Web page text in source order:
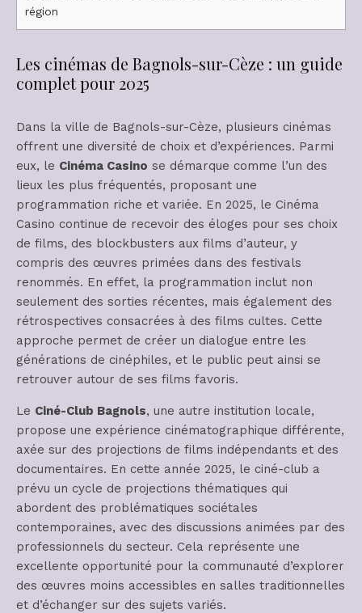
région
Les cinémas de Bagnols-sur-Cèze : un guide
complet pour 2025
Dans la ville de Bagnols-sur-Cèze, plusieurs cinémas
offrent une diversité de choix et d’expériences. Parmi
eux, le Cinéma Casino se démarque comme l’un des
lieux les plus fréquentés, proposant une
programmation riche et variée. En 2025, le Cinéma
Casino continue de recevoir des éloges pour ses choix
de films, des blockbusters aux films d’auteur, y
compris des œuvres primées dans des festivals
renommés. En effet, la programmation inclut non
seulement des sorties récentes, mais également des
rétrospectives consacrées à des films cultes. Cette
approche permet de créer un dialogue entre les
générations de cinéphiles, et le public peut ainsi se
retrouver autour de ses films favoris.
Le Ciné-Club Bagnols, une autre institution locale,
propose une expérience cinématographique différente,
axée sur des projections de films indépendants et des
documentaires. En cette année 2025, le ciné-club a
prévu un cycle de projections thématiques qui
abordent des problématiques sociétales
contemporaines, avec des discussions animées par des
professionnels du secteur. Cela représente une
excellente opportunité pour la communauté d’explorer
des œuvres moins accessibles en salles traditionnelles
et d’échanger sur des sujets variés.